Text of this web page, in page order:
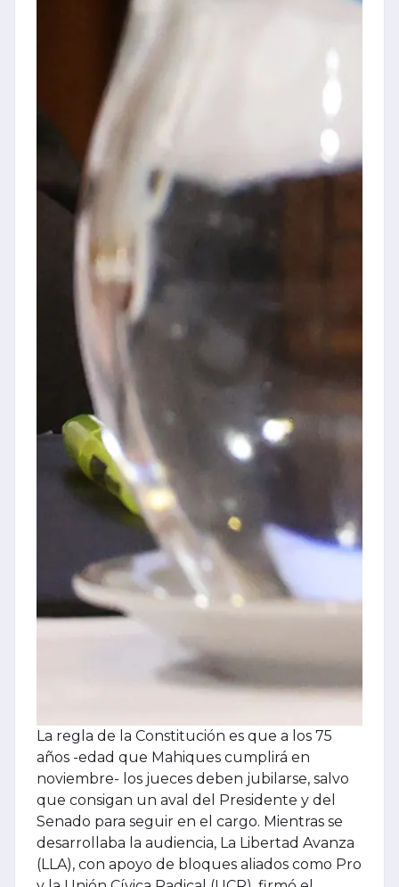
La regla de la Constitución es que a los 75
años -edad que Mahiques cumplirá en
noviembre- los jueces deben jubilarse, salvo
que consigan un aval del Presidente y del
Senado para seguir en el cargo. Mientras se
desarrollaba la audiencia, La Libertad Avanza
(LLA), con apoyo de bloques aliados como Pro